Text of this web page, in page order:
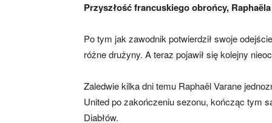
Przyszłość francuskiego obrońcy,
Po tym jak zawodnik potwierdził swoje
różne drużyny. A teraz pojawił się kolejny
Zaledwie kilka dni temu Raphaël Varane
United po zakończeniu sezonu, kończąc tym
Diabłów.